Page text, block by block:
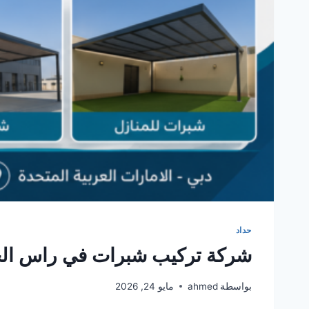
حداد
شركة تركيب شبرات في راس الخيمة
بواسطة ahmed مايو 24, 2026